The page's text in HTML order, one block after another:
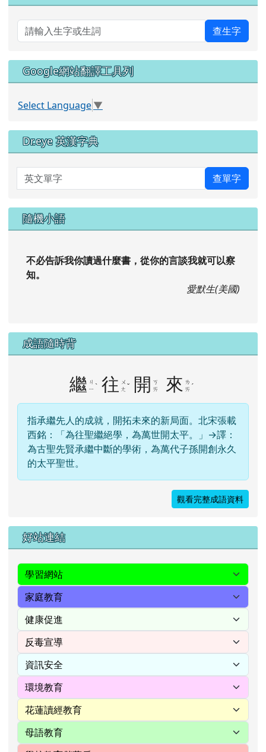
查生字
Google網站翻譯工具列
Select Language▼
Dr.eye 英漢字典
英文單字 查單字
隨機小語
不必告訴我你讀過什麼書，從你的言談我就可以察
知。
愛默生(美國)
成語隨時背
繼 ㄐ
ㄧ ˋ 往
ㄨ
ㄤ ˇ 開
ㄎ
ㄞ
來 ㄌ
ㄞ ˊ
指承繼先人的成就，開拓未來的新局面。北宋張載
西銘：「為往聖繼絕學，為萬世開太平。」→譯：
為古聖先賢承繼中斷的學術，為萬代子孫開創永久
的太平聖世。
觀看完整成語資料
右邊區域內容
好站連結